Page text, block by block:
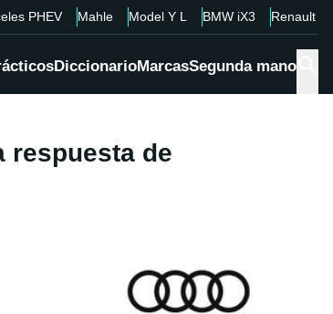
PHEV Mahle Model Y L BMW iX3 Renault
DiccionarioMarcasSegunda mano
respuesta de